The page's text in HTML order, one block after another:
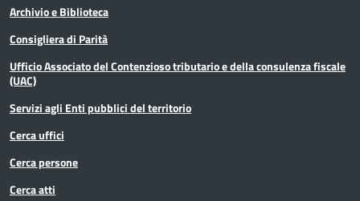
Archivio e Biblioteca
Consigliera di Parità
Ufficio Associato del Contenzioso tributario e della consulenza fiscale
(UAC)
Servizi agli Enti pubblici del territorio
Cerca uffici
Cerca persone
Cerca atti